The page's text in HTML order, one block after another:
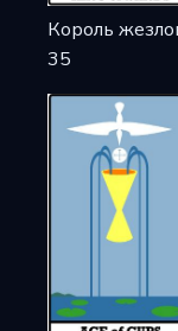
Король
35